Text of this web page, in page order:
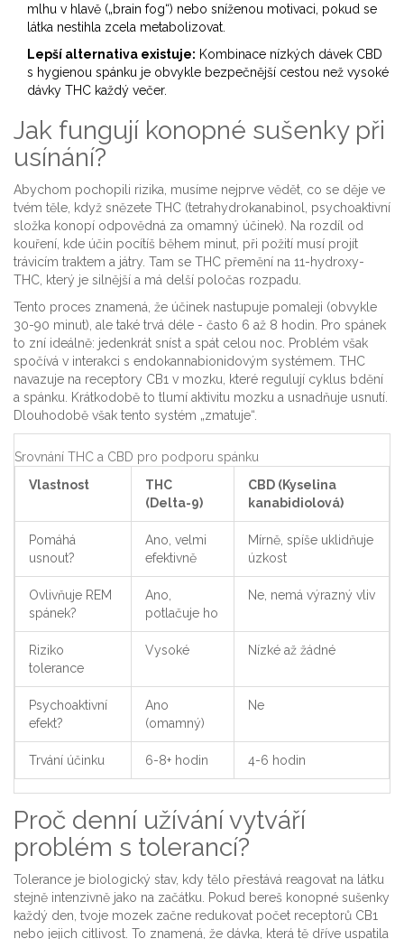
mlhu v hlavě („brain fog“) nebo sníženou motivaci, pokud se
látka nestihla zcela metabolizovat.
Lepší alternativa existuje: Kombinace nízkých dávek CBD
s hygienou spánku je obvykle bezpečnější cestou než vysoké
dávky THC každý večer.
Jak fungují konopné sušenky při
usínání?
Abychom pochopili rizika, musíme nejprve vědět, co se děje ve
tvém těle, když snězete THC (tetrahydrokanabinol, psychoaktivní
složka konopí odpovědná za omamný účinek). Na rozdíl od
kouření, kde účin pocítíš během minut, při požití musí projít
trávicím traktem a játry. Tam se THC přemění na 11-hydroxy-
THC, který je silnější a má delší poločas rozpadu.
Tento proces znamená, že účinek nastupuje pomaleji (obvykle
30-90 minut), ale také trvá déle - často 6 až 8 hodin. Pro spánek
to zní ideálně: jedenkrát sníst a spát celou noc. Problém však
spočívá v interakci s endokannabionidovým systémem. THC
navazuje na receptory CB1 v mozku, které regulují cyklus bdění
a spánku. Krátkodobě to tlumí aktivitu mozku a usnadňuje usnutí.
Dlouhodobě však tento systém „zmatuje“.
Srovnání THC a CBD pro podporu spánku
Vlastnost
THC
(Delta-9)
CBD (Kyselina
kanabidiolová)
Pomáhá
usnout?
Ano, velmi
efektivně
Mírně, spíše uklidňuje
úzkost
Ovlivňuje REM
spánek?
Ano,
potlačuje ho
Ne, nemá výrazný vliv
Riziko
tolerance
Vysoké Nízké až žádné
Psychoaktivní
efekt?
Ano
(omamný)
Ne
Trvání účinku 6-8+ hodin 4-6 hodin
Proč denní užívání vytváří
problém s tolerancí?
Tolerance je biologický stav, kdy tělo přestává reagovat na látku
stejně intenzivně jako na začátku. Pokud bereš konopné sušenky
každý den, tvoje mozek začne redukovat počet receptorů CB1
nebo jejich citlivost. To znamená, že dávka, která tě dříve uspatila